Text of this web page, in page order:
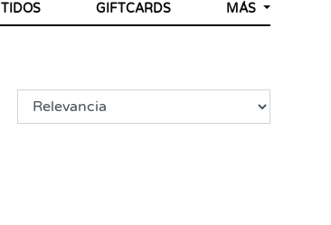
GIFTCARDS MÁS